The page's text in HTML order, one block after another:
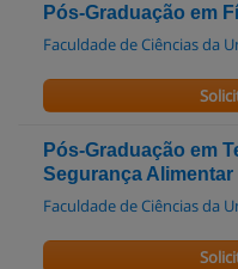
Pós-Graduação em
Faculdade de Ciências da
Pós-Graduação em
Segurança Alimentar
Faculdade de Ciências da